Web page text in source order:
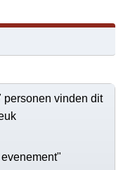
personen vinden dit